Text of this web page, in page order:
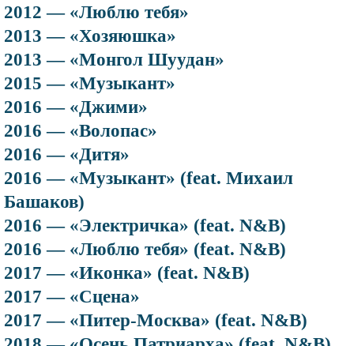
2012 — «Люблю тебя»
2013 — «Хозяюшка»
2013 — «Монгол Шуудан»
2015 — «Музыкант»
2016 — «Джими»
2016 — «Волопас»
2016 — «Дитя»
2016 — «Музыкант» (feat. Михаил
Башаков)
2016 — «Электричка» (feat. N&B)
2016 — «Люблю тебя» (feat. N&B)
2017 — «Иконка» (feat. N&B)
2017 — «Сцена»
2017 — «Питер-Москва» (feat. N&B)